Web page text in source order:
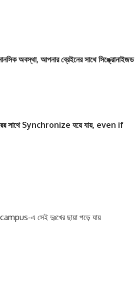
অবস্থা, আপনারব্রেইনেরসাথেসিঙ্ক্রোনাইজড
সাথে Synchronize হয়েযায়, even if
এ সেই দুঃখের ছায়া পড়ে যায়